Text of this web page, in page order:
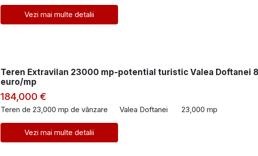
Vezi mai multe detalii
Teren Extravilan 23000 mp-potential turistic Valea Doftanei 8
euro/mp
184,000 €
Teren de 23,000 mp de vânzare Valea Doftanei 23,000 mp
Vezi mai multe detalii